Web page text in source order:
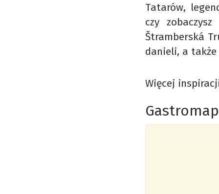
Tatarów,
czy
Štramberská
danieli, a
Więcej